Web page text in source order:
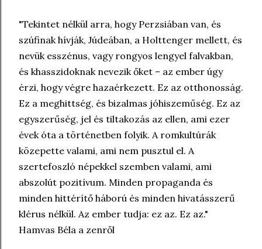
"Tekintet nélkül arra, hogy Perzsiában van, és
szúfinak hívják, Júdeában, a Holttenger mellett, és
nevük esszénus, vagy rongyos lengyel falvakban,
és khasszidoknak nevezik őket – az ember úgy
érzi, hogy végre hazaérkezett. Ez az otthonosság.
Ez a meghittség, és bizalmas jóhiszeműség. Ez az
egyszerűség, jel és tiltakozás az ellen, ami ezer
évek óta a történetben folyik. A romkultúrák
közepette valami, ami nem pusztul el. A
szertefoszló népekkel szemben valami, ami
abszolút pozitívum. Minden propaganda és
minden hittérítő háború és minden hivatásszerű
klérus nélkül. Az ember tudja: ez az. Ez az."
Hamvas Béla a zenről